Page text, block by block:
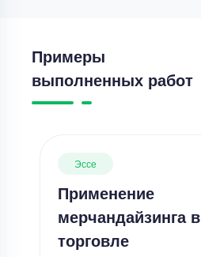
Примеры
выполненных работ
Эссе
Применение
мерчандайзинга в
торговле